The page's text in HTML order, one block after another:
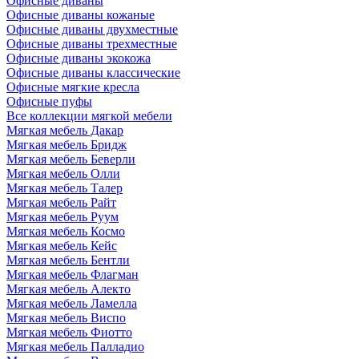
Офисные диваны кожаные
Офисные диваны двухместные
Офисные диваны трехместные
Офисные диваны экокожа
Офисные диваны классические
Офисные мягкие кресла
Офисные пуфы
Все коллекции мягкой мебели
Мягкая мебель Дакар
Мягкая мебель Бридж
Мягкая мебель Беверли
Мягкая мебель Олли
Мягкая мебель Талер
Мягкая мебель Райт
Мягкая мебель Руум
Мягкая мебель Космо
Мягкая мебель Кейс
Мягкая мебель Бентли
Мягкая мебель Флагман
Мягкая мебель Алекто
Мягкая мебель Ламелла
Мягкая мебель Виспо
Мягкая мебель Фиотто
Мягкая мебель Палладио